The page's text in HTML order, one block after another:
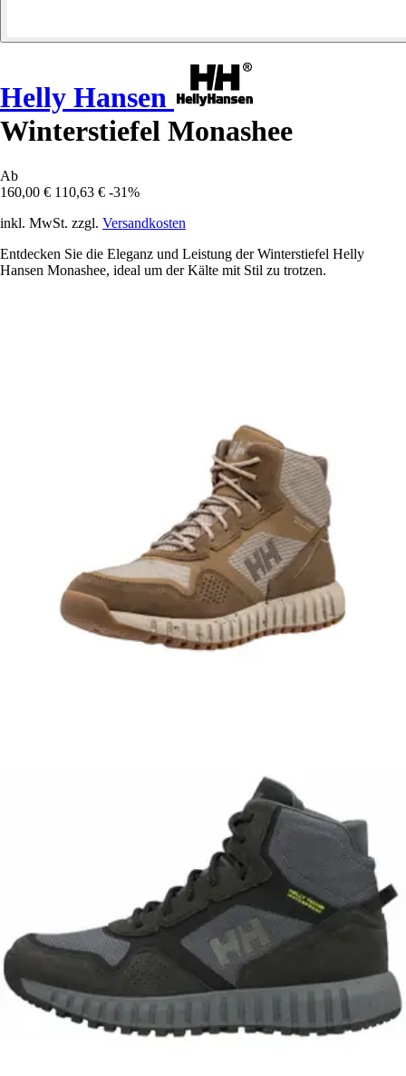
Helly Hansen
Winterstiefel Monashee
Ab
160,00 € 110,63 € -31%
inkl. MwSt. zzgl. Versandkosten
Entdecken Sie die Eleganz und Leistung der Winterstiefel Helly
Hansen Monashee, ideal um der Kälte mit Stil zu trotzen.